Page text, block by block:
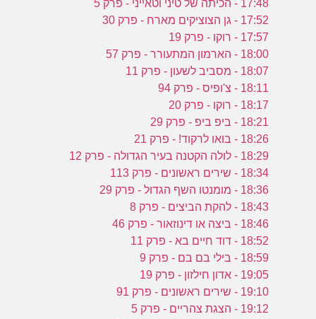
17:48 - הכיתה של טיני וטאייני - פרק 5
17:52 - גן הצוציקים מארח - פרק 30
17:57 - רוקו - פרק 19
18:00 - הארמון המתעורר - פרק 57
18:07 - מסביב לשעון - פרק 11
18:11 - צ'ופיס - פרק 94
18:17 - רוקו - פרק 20
18:21 - ביפ ביפ - פרק 29
18:26 - בואו לרקוד! - פרק 21
18:29 - לולה הקטנה בעיר הגדולה - פרק 12
18:34 - שירים ראשונים - פרק 113
18:36 - מומנטו השף הגדול - פרק 29
18:43 - להקת הביצים - פרק 8
18:46 - ביצה או דינוזאור - פרק 46
18:52 - דוד חיים בא - פרק 11
18:59 - בילי בם בם - פרק 9
19:05 - אדון חילזון - פרק 19
19:10 - שירים ראשונים - פרק 91
19:12 - הצגת צהריים - פרק 5